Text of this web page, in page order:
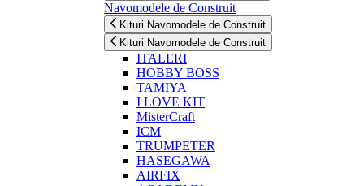
Navomodele de Construit
Kituri Navomodele de Construit
Kituri Navomodele de Construit
ITALERI
HOBBY BOSS
TAMIYA
I LOVE KIT
MisterCraft
ICM
TRUMPETER
HASEGAWA
AIRFIX